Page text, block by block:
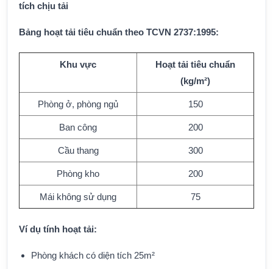
tích chịu tải
Bảng hoạt tải tiêu chuẩn theo TCVN 2737:1995:
Khu vực
Hoạt tải tiêu chuẩn
(kg/m²)
Phòng ở, phòng ngủ 150
Ban công 200
Cầu thang 300
Phòng kho 200
Mái không sử dụng 75
Ví dụ tính hoạt tải:
Phòng khách có diện tích 25m²